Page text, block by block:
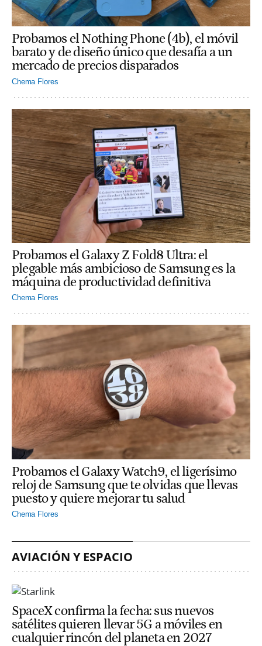
Probamos el Nothing Phone (4b), el móvil
barato y de diseño único que desafía a un
mercado de precios disparados
Chema Flores
Probamos el Galaxy Z Fold8 Ultra: el
plegable más ambicioso de Samsung es la
máquina de productividad definitiva
Chema Flores
Probamos el Galaxy Watch9, el ligerísimo
reloj de Samsung que te olvidas que llevas
puesto y quiere mejorar tu salud
Chema Flores
AVIACIÓN Y ESPACIO
SpaceX confirma la fecha: sus nuevos
satélites quieren llevar 5G a móviles en
cualquier rincón del planeta en 2027